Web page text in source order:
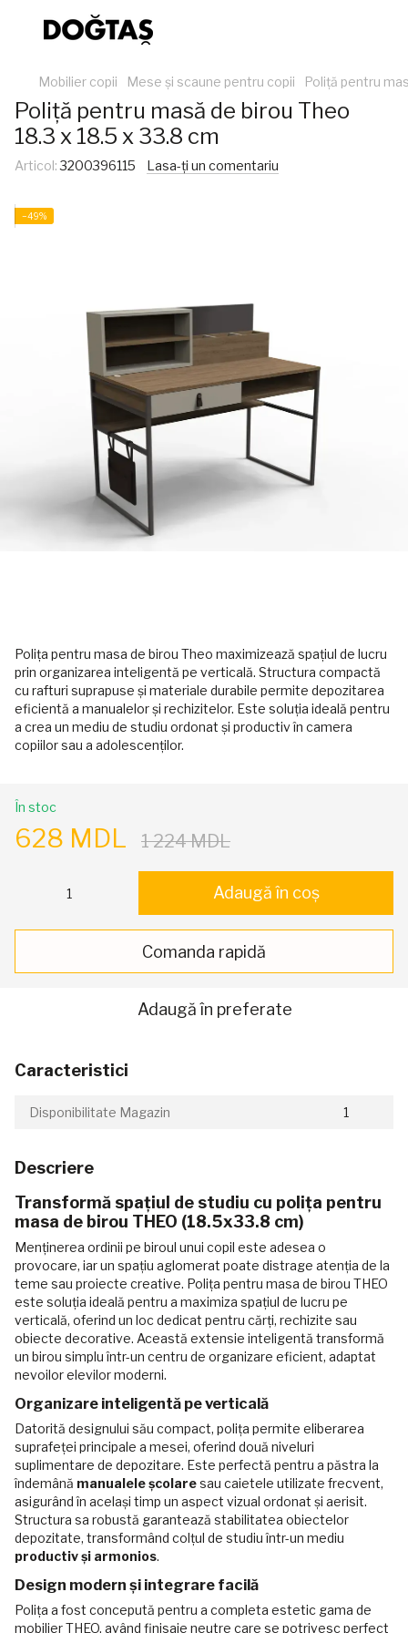
Mobilier copii Mese și scaune pentru copii Poliță pentru
Poliță pentru masă de birou Theo
18.3 x 18.5 x 33.8 cm
Articol:3200396115 Lasa-ți un comentariu
−49%
Polița pentru masa de birou Theo maximizează spațiul de lucru
prin organizarea inteligentă pe verticală. Structura compactă
cu rafturi suprapuse și materiale durabile permite depozitarea
eficientă a manualelor și rechizitelor. Este soluția ideală pentru
a crea un mediu de studiu ordonat și productiv în camera
copiilor sau a adolescenților.
În stoc
628 MDL 1 224 MDL
Adaugă în coș
Comanda rapidă
Adaugă în preferate
Caracteristici
Disponibilitate Magazin 1
Descriere
Transformă spațiul de studiu cu polița pentru
masa de birou THEO (18.5x33.8 cm)
Menținerea ordinii pe biroul unui copil este adesea o
provocare, iar un spațiu aglomerat poate distrage atenția de la
teme sau proiecte creative. Polița pentru masa de birou THEO
este soluția ideală pentru a maximiza spațiul de lucru pe
verticală, oferind un loc dedicat pentru cărți, rechizite sau
obiecte decorative. Această extensie inteligentă transformă
un birou simplu într-un centru de organizare eficient, adaptat
nevoilor elevilor moderni.
Organizare inteligentă pe verticală
Datorită designului său compact, polița permite eliberarea
suprafeței principale a mesei, oferind două niveluri
suplimentare de depozitare. Este perfectă pentru a păstra la
îndemână manualele școlaresau caietele utilizate frecvent,
asigurând în același timp un aspect vizual ordonat și aerisit.
Structura sa robustă garantează stabilitatea obiectelor
depozitate, transformând colțul de studiu într-un mediu
productiv și armonios.
Design modern și integrare facilă
Polița a fost concepută pentru a completa estetic gama de
mobilier THEO, având finisaje neutre care se potrivesc perfect